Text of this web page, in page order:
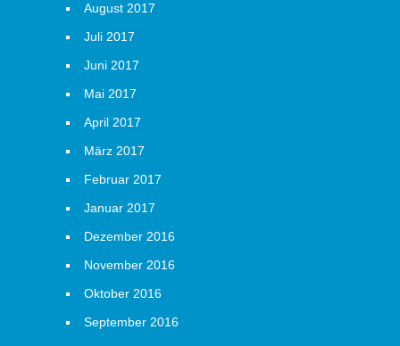
August 2017
Juli 2017
Juni 2017
Mai 2017
April 2017
März 2017
Februar 2017
Januar 2017
Dezember 2016
November 2016
Oktober 2016
September 2016